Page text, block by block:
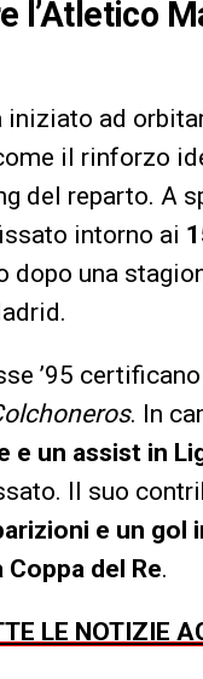
l’Atletico
iniziato ad
il rinforzo
del reparto. A
intorno ai
una
’95
. In
e un assist in
Il suo
e un gol
del Re.
LE NOTIZIE